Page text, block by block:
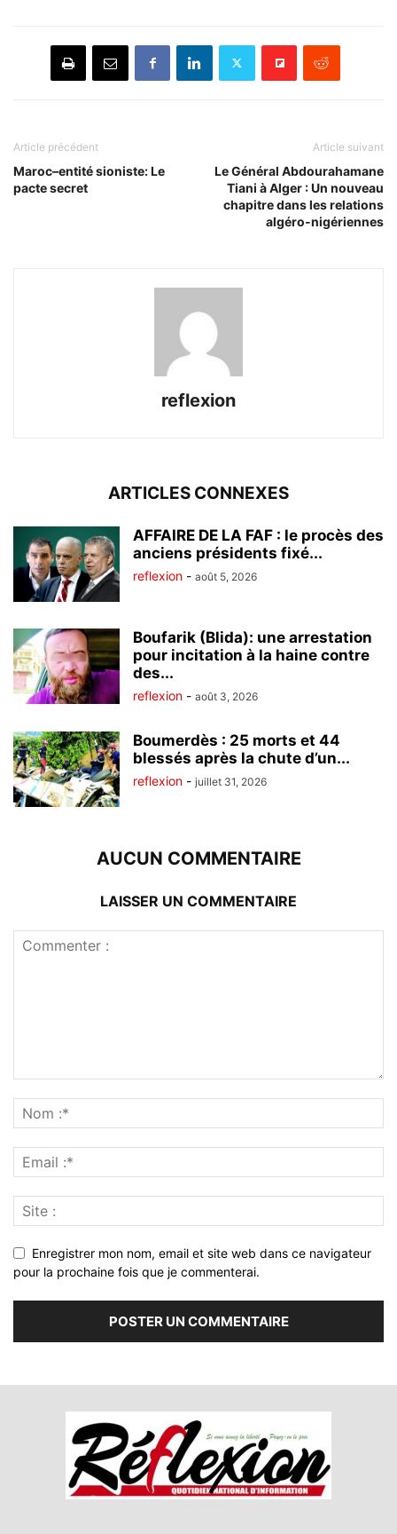
Article précédent
Maroc–entité sioniste: Le
pacte secret
Article suivant
Le Général Abdourahamane
Tiani à Alger : Un nouveau
chapitre dans les relations
algéro-nigériennes
reflexion
ARTICLES CONNEXES
AFFAIRE DE LA FAF : le procès des
anciens présidents fixé...
reflexion - août 5, 2026
Boufarik (Blida): une arrestation
pour incitation à la haine contre
des...
reflexion - août 3, 2026
Boumerdès : 25 morts et 44
blessés après la chute d’un...
reflexion - juillet 31, 2026
AUCUN COMMENTAIRE
LAISSER UN COMMENTAIRE
Enregistrer mon nom, email et site web dans ce navigateur
pour la prochaine fois que je commenterai.